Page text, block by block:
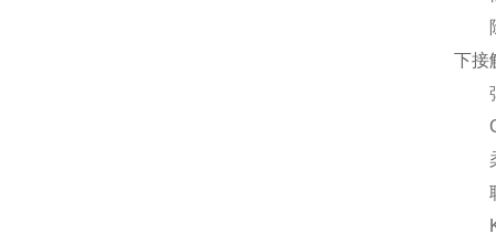
除
下接
弹
GS
柔
联